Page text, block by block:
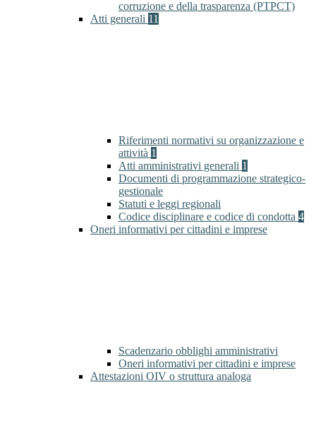
corruzione e della trasparenza (PTPCT)
Atti generali 11
Riferimenti normativi su organizzazione e
attività 1
Atti amministrativi generali 1
Documenti di programmazione strategico-
gestionale
Statuti e leggi regionali
Codice disciplinare e codice di condotta 4
Oneri informativi per cittadini e imprese
Scadenzario obblighi amministrativi
Oneri informativi per cittadini e imprese
Attestazioni OIV o struttura analoga